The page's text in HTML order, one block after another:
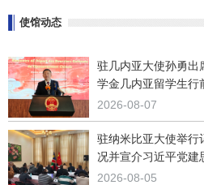
使馆动态
驻几内亚大使​孙勇出
学金几内亚留学生行
2026-08-07
驻纳米比亚大使举行
况并宣介习近平党建
2026-08-05